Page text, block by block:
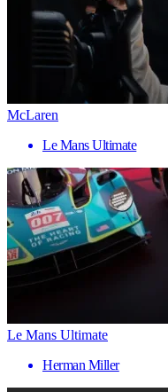
McLaren
Le Mans Ultimate
Le Mans Ultimate
Herman Miller